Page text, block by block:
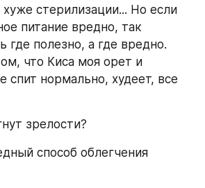
стерилизации... Но если
питание вредно, так
где полезно, а где вредно.
что Киса моя орет и
спит нормально, худеет, все
зрелости?
способ облегчения